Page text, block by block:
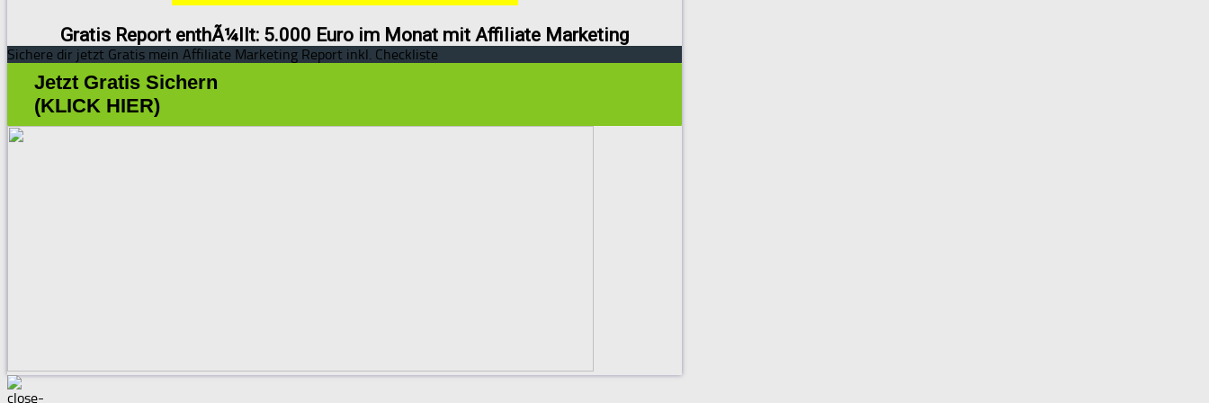
Gratis Report enthÃ¼llt: 5.000 Euro im Monat mit Affiliate Marketing
Sichere dir jetzt Gratis mein Affiliate Marketing Report inkl. Checkliste
Jetzt Gratis Sichern
(KLICK HIER)